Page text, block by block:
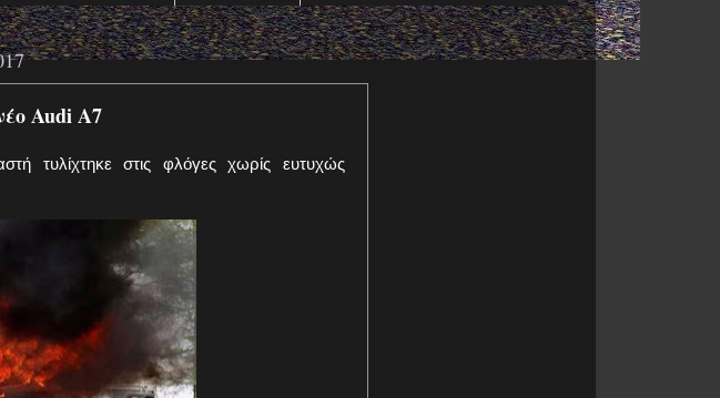
Audi A7
τυλίχτηκε στις φλόγες χωρίς ευτυχώς